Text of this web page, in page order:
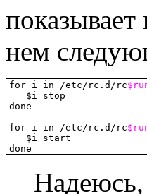
нем
for i in /etc/rc.d/rc
   $i stop
done
for i in /etc/rc.d/rc
   $i start
done
Надеюсь,